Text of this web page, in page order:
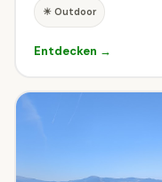
☀ Outdoor
Entdecken →